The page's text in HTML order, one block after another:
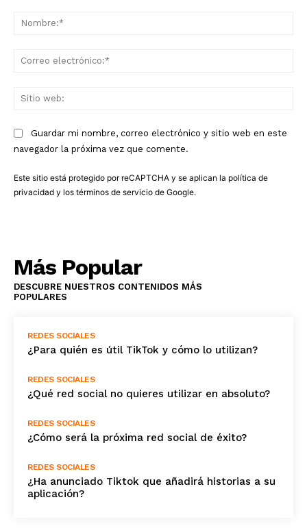
Guardar mi nombre, correo electrónico y sitio web en este
navegador la próxima vez que comente.
Este sitio está protegido por reCAPTCHA y se aplican la política de
privacidad y los términos de servicio de Google.
Más Popular
DESCUBRE NUESTROS CONTENIDOS MÁS
POPULARES
REDES SOCIALES
¿Para quién es útil TikTok y cómo lo utilizan?
REDES SOCIALES
¿Qué red social no quieres utilizar en absoluto?
REDES SOCIALES
¿Cómo será la próxima red social de éxito?
REDES SOCIALES
¿Ha anunciado Tiktok que añadirá historias a su
aplicación?